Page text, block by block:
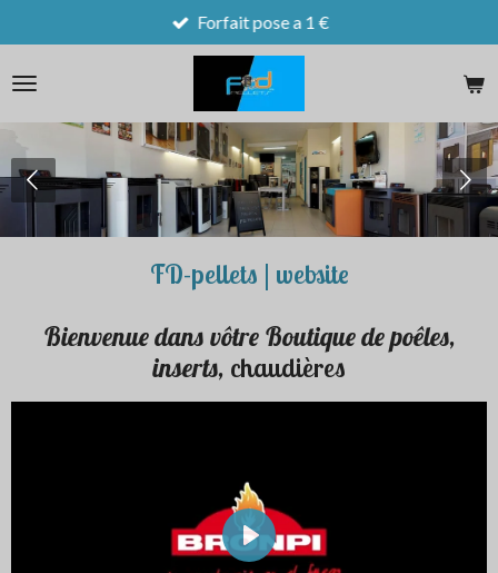
au
contenu
Forfait pose a 1 €
FD-pellets | website
Bienvenuedans vôtre Boutique de poêles,
inserts, chaudières
P